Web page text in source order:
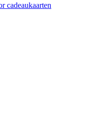
cadeaukaarten